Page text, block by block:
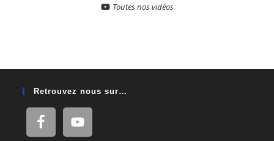
Toutes nos vidéos
Retrouvez nous sur…